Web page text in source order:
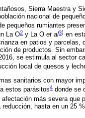
Sierra Maestra y
nacional de
pequeños rumiantes
La O2 y La O et al3) en
en patios y parcelas,
de productos. Sin
se estimula al sector
local de quesos y
sanitarios con mayor
estos parásitos4 donde se
afectación más severa que
hasta en un 25